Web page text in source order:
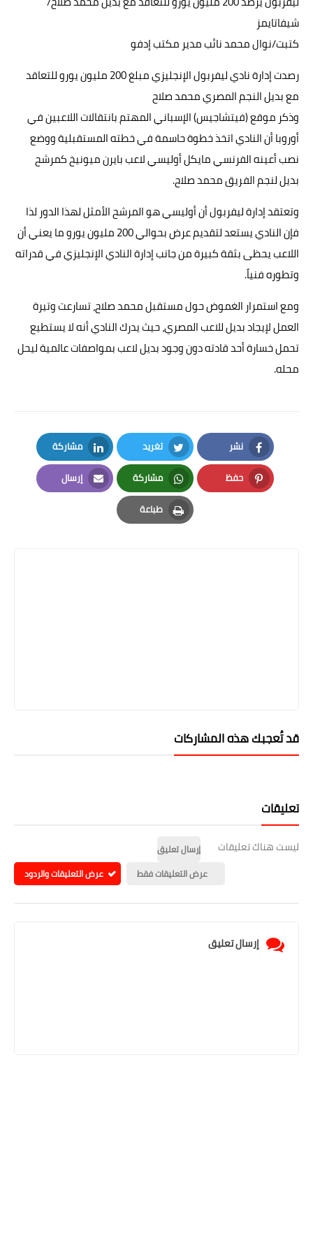
خدمات
الصحه والجمال
مقالات
شيفاتايمز
كتبت/نوال محمد نائب مدير مكتب إدفو
رصدت إدارة نادي ليفربول الإنجليزي مبلغ 200 مليون يورو للتعاقد
مع بديل النجم المصري محمد صلاح
وذكر موقع (فيتشاجيس) الإسباني المهتم بانتقالات اللاعبين في
أوروبا أن النادي اتخذ خطوة حاسمة في خطته المستقبلية ووضع
نصب أعينه الفرنسي مايكل أوليسي لاعب بايرن ميونيخ كمرشح
بديل لنجم الفريق محمد صلاح.
وتعتقد إدارة ليفربول أن أوليسي هو المرشح الأمثل لهذا الدور لذا
فإن النادي يستعد لتقديم عرض بحوالي 200 مليون يورو ما يعني أن
اللاعب يحظى بثقة كبيرة من جانب إدارة النادي الإنجليزي في قدراته
وتطوره فنياً.
ومع استمرار الغموض حول مستقبل محمد صلاح، تسارعت وتيرة
العمل لإيجاد بديل للاعب المصري، حيث يدرك النادي أنه لا يستطيع
تحمل خسارة أحد قادته دون وجود بديل لاعب بمواصفات عالمية ليحل
محله.
نشر
Facebook
تغريد
Twitter
مشاركة
LinkedIn
حفظ
Pinterest
مشاركة
Whatsapp
إرسال
Email
طباعة
Print
قد تُعجبك هذه المشاركات
تعليقات
ليست هناك تعليقات
إرسال تعليق
عرض التعليقات فقط
عرض التعليقات والردود
إرسال تعليق